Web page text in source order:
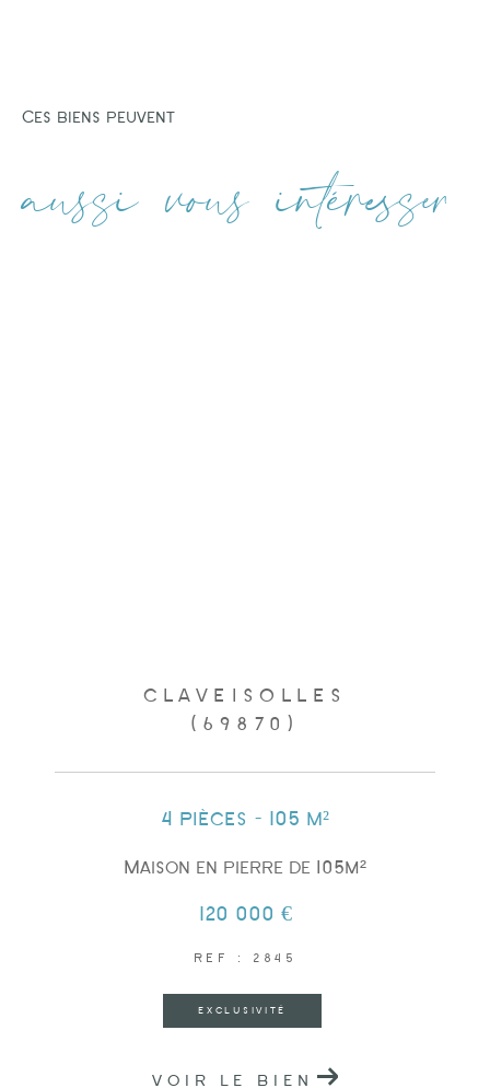
Ces biens peuvent
aussi vous intéresser
CLAVEISOLLES
(69870)
4 pièces - 105 m²
Maison en pierre de 105m²
120 000 €
REF : 2845
EXCLUSIVITÉ
VOIR LE BIEN